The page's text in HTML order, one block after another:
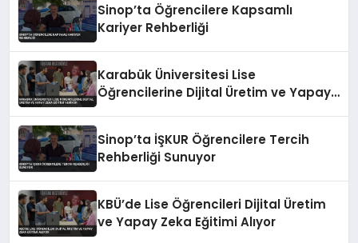
Sinop’ta Öğrencilere Kapsamlı
Kariyer Rehberliği
Karabük Üniversitesi Lise
Öğrencilerine Dijital Üretim ve Yapay
Sinop’ta İŞKUR Öğrencilere Tercih
Rehberliği Sunuyor
KBÜ’de Lise Öğrencileri Dijital Üretim
ve Yapay Zeka Eğitimi Alıyor